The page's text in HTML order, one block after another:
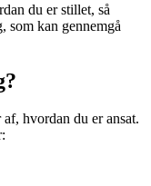
du er stillet, så
som kan gennemgå
hvordan du er ansat.